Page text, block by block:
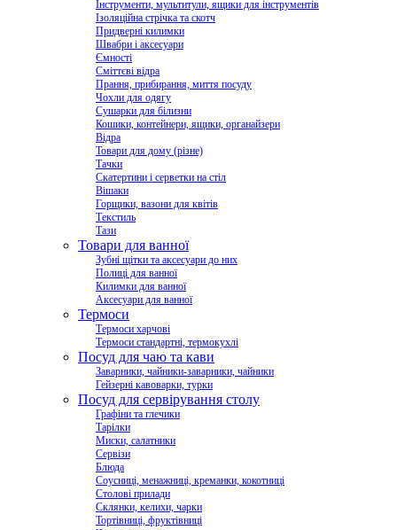
Інструменти, мультитули, ящики для інструментів
Ізоляційна стрічка та скотч
Придверні килимки
Швабри і аксесуари
Ємності
Сміттєві відра
Прання, прибирання, миття посуду
Чохли для одягу
Сушарки для білизни
Кошики, контейнери, ящики, органайзери
Відра
Товари для дому (різне)
Тачки
Скатертини і серветки на стіл
Вішаки
Горщики, вазони для квітів
Текстиль
Тази
Товари для ванної
Зубні щітки та аксесуари до них
Полиці для ванної
Килимки для ванної
Аксесуари для ванної
Термоси
Термоси харчові
Термоси стандартні, термокухлі
Посуд для чаю та кави
Заварники, чайники-заварники, чайники
Гейзерні кавоварки, турки
Посуд для сервірування столу
Графіни та глечики
Тарілки
Миски, салатники
Сервізи
Блюда
Соусниці, менажниці, креманки, кокотниці
Столові прилади
Склянки, келихи, чарки
Тортівниці, фруктівниці